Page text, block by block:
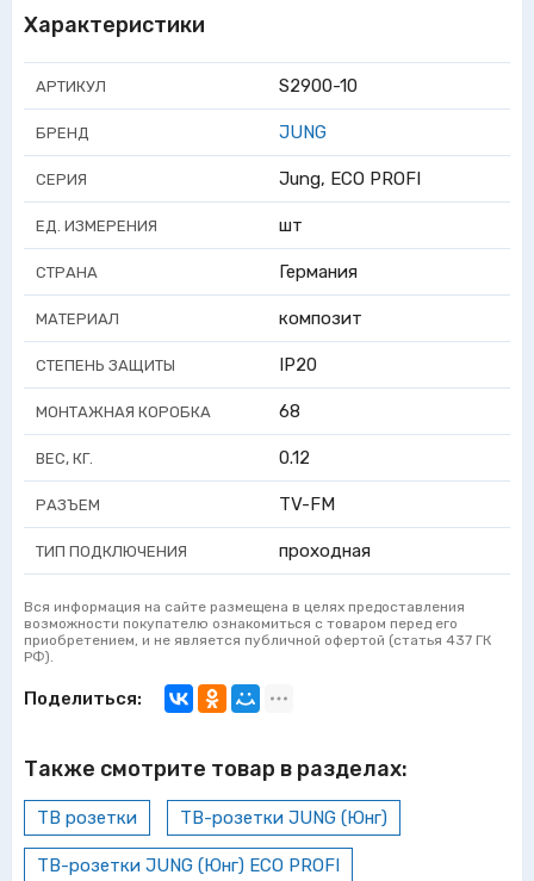
Характеристики
АРТИКУЛ S2900-10
БРЕНД JUNG
СЕРИЯ Jung, ECO PROFI
ЕД. ИЗМЕРЕНИЯ шт
СТРАНА Германия
МАТЕРИАЛ композит
СТЕПЕНЬ ЗАЩИТЫ IP20
МОНТАЖНАЯ КОРОБКА 68
ВЕС, КГ. 0.12
РАЗЪЕМ TV-FM
ТИП ПОДКЛЮЧЕНИЯ проходная
Вся информация на сайте размещена в целях предоставления
возможности покупателю ознакомиться с товаром перед его
приобретением, и не является публичной офертой (статья 437 ГК
РФ).
Поделиться:
Также смотрите товар в разделах:
ТВ розетки ТВ-розетки JUNG (Юнг)
ТВ-розетки JUNG (Юнг) ECO PROFI